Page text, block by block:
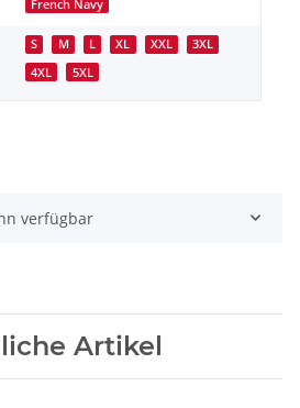
French Navy
S M L XL XXL
3XL
4XL
5XL
verfügbar
Artikel